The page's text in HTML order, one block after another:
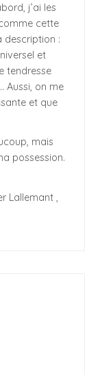
j’ai les
cette
description :
et
tendresse
Aussi, on me
et que
mais
possession.
Lallemant ,